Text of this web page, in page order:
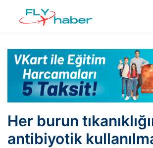
Her burun
antibiyotik